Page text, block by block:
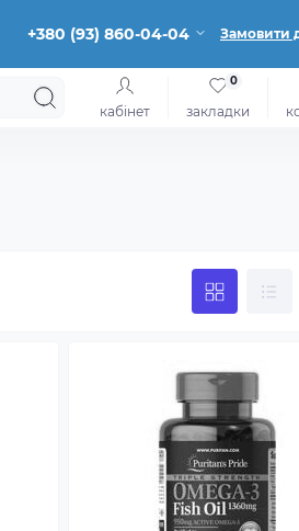
+380 (93) 860-04-04 Замовити
кабінет закладки
0